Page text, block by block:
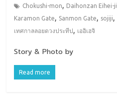
Chokushi-mon, Daihonzan Eihei-ji
Karamon Gate, Sanmon Gate, sojiji,
เทศกาลลอยดวงประทีป , เออิเฮจิ
Story & Photo by
Read more